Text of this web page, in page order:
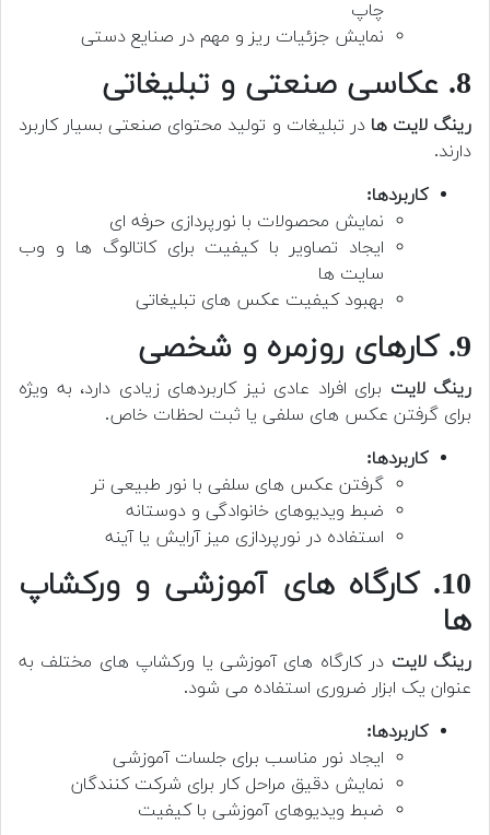
چاپ
نمایش جزئیات ریز و مهم در صنایع دستی
8. عکاسی صنعتی و تبلیغاتی
رینگ لایت ها در تبلیغات و تولید محتوای صنعتی بسیار کاربرد
دارند.
کاربردها:
نمایش محصولات با نورپردازی حرفه ای
ایجاد تصاویر با کیفیت برای کاتالوگ ها و وب
سایت ها
بهبود کیفیت عکس های تبلیغاتی
9. کارهای روزمره و شخصی
رینگ لایت برای افراد عادی نیز کاربردهای زیادی دارد، به ویژه
برای گرفتن عکس های سلفی یا ثبت لحظات خاص.
کاربردها:
گرفتن عکس های سلفی با نور طبیعی تر
ضبط ویدیوهای خانوادگی و دوستانه
استفاده در نورپردازی میز آرایش یا آینه
10. کارگاه های آموزشی و ورکشاپ
ها
رینگ لایت در کارگاه های آموزشی یا ورکشاپ های مختلف به
عنوان یک ابزار ضروری استفاده می شود.
کاربردها:
ایجاد نور مناسب برای جلسات آموزشی
نمایش دقیق مراحل کار برای شرکت کنندگان
ضبط ویدیوهای آموزشی با کیفیت